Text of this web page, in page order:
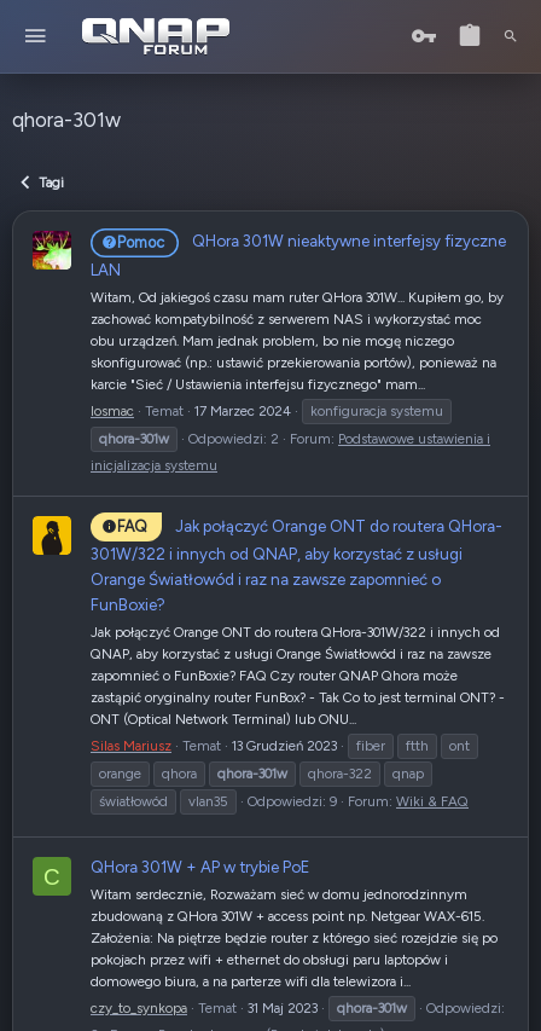
qhora-301w
Tagi
Pomoc
QHora 301W nieaktywne interfejsy fizyczne
LAN
Witam, Od jakiegoś czasu mam ruter QHora 301W... Kupiłem go, by
zachować kompatybilność z serwerem NAS i wykorzystać moc
obu urządzeń. Mam jednak problem, bo nie mogę niczego
skonfigurować (np.: ustawić przekierowania portów), ponieważ na
karcie "Sieć / Ustawienia interfejsu fizycznego" mam...
losmac
Temat 17 Marzec 2024
konfiguracja systemu
qhora-301w
Odpowiedzi: 2 Forum: Podstawowe ustawienia i
inicjalizacja systemu
FAQ
Jak połączyć Orange ONT do routera QHora-
301W/322 i innych od QNAP, aby korzystać z usługi
Orange Światłowód i raz na zawsze zapomnieć o
FunBoxie?
Jak połączyć Orange ONT do routera QHora-301W/322 i innych od
QNAP, aby korzystać z usługi Orange Światłowód i raz na zawsze
zapomnieć o FunBoxie? FAQ Czy router QNAP Qhora może
zastąpić oryginalny router FunBox? - Tak Co to jest terminal ONT? -
ONT (Optical Network Terminal) lub ONU...
Silas Mariusz
Temat 13 Grudzień 2023 fiber ftth
ont
orange
qhora qhora-301w qhora-322
qnap
światłowód
vlan35 Odpowiedzi: 9 Forum: Wiki & FAQ
C QHora 301W + AP w trybie PoE
Witam serdecznie, Rozważam sieć w domu jednorodzinnym
zbudowaną z QHora 301W + access point np. Netgear WAX-615.
Założenia: Na piętrze będzie router z którego sieć rozejdzie się po
pokojach przez wifi + ethernet do obsługi paru laptopów i
domowego biura, a na parterze wifi dla telewizora i...
czy_to_synkopa
Temat 31 Maj 2023 qhora-301w
Odpowiedzi: